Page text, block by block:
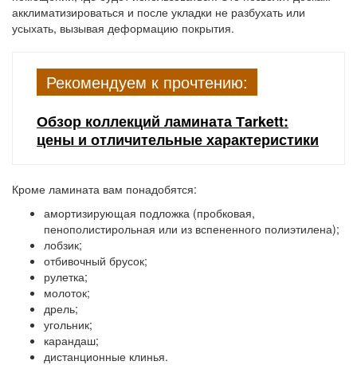
акклиматизироваться и после укладки не разбухать или
усыхать, вызывая деформацию покрытия.
Рекомендуем к прочтению:
Обзор коллекций ламината Тarkett:
цены и отличительные характеристики
Кроме ламината вам понадобятся:
амортизирующая подложка (пробковая,
пенополистирольная или из вспененного полиэтилена);
лобзик;
отбивочный брусок;
рулетка;
молоток;
дрель;
угольник;
карандаш;
дистанционные клинья.